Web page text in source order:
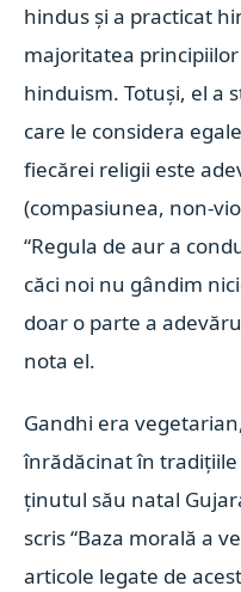
hindus şi a practicat
majoritatea
hinduism. Totuşi, el a
care le considera
fiecărei religii este
(compasiunea, non-
“Regula de aur a
căci noi nu gândim
doar o parte a
nota el.
Gandhi era
înrădăcinat în tradiţiile
ţinutul său natal
scris “Baza morală a
articole legate de